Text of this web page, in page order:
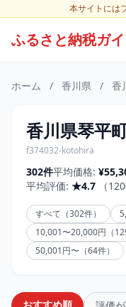
本サイトには
ふるさと納税ガ
ホーム / 香川県 / 香
香川県琴平
f374032-kotohira
302件平均価格:
平均評価: ★4.7 （
すべて（302件）
10,001〜20,000円（
50,001円〜（64件）